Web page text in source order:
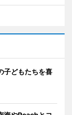
子どもたちを喜